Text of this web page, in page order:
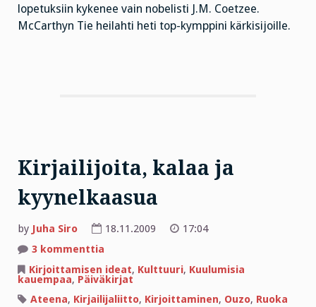
lopetuksiin kykenee vain nobelisti J.M. Coetzee.
McCarthyn Tie heilahti heti top-kymppini kärkisijoille.
Kirjailijoita, kalaa ja
kyynelkaasua
by Juha Siro 18.11.2009
17:04
3 kommenttia
kalaa
ja
kyynelkaasua
Kirjoittamisen ideat, Kulttuuri, Kuulumisia
kauempaa, Päiväkirjat
Ateena, Kirjailijaliitto, Kirjoittaminen, Ouzo, Ruoka